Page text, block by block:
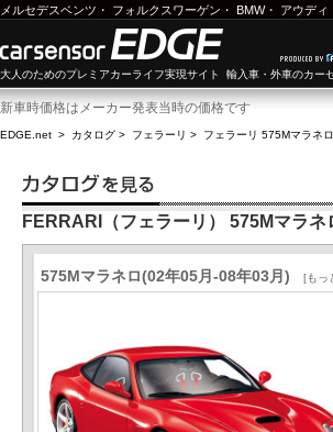
メルセデスベンツ ・ フォルクスワーゲン ・ BMW・ アウディ
大人のためのプレミアカーライフ実現サイト 輸入車・外車のカー
新車時価格はメーカー発表当時の価格です
EDGE.net > カタログ > フェラーリ > フェラーリ 575Mマラネロ
FERRARI（フェラーリ） 575Mマラネ
575Mマラネロ(02年05月-08年03月) [もっ